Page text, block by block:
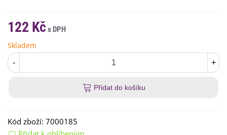
122 Kč
Skladem
- +
Přidat do košíku
Kód zboží: 7000185